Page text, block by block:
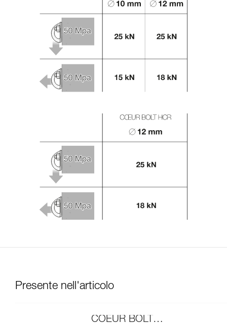
Presente nell'articolo
COEUR BOLT